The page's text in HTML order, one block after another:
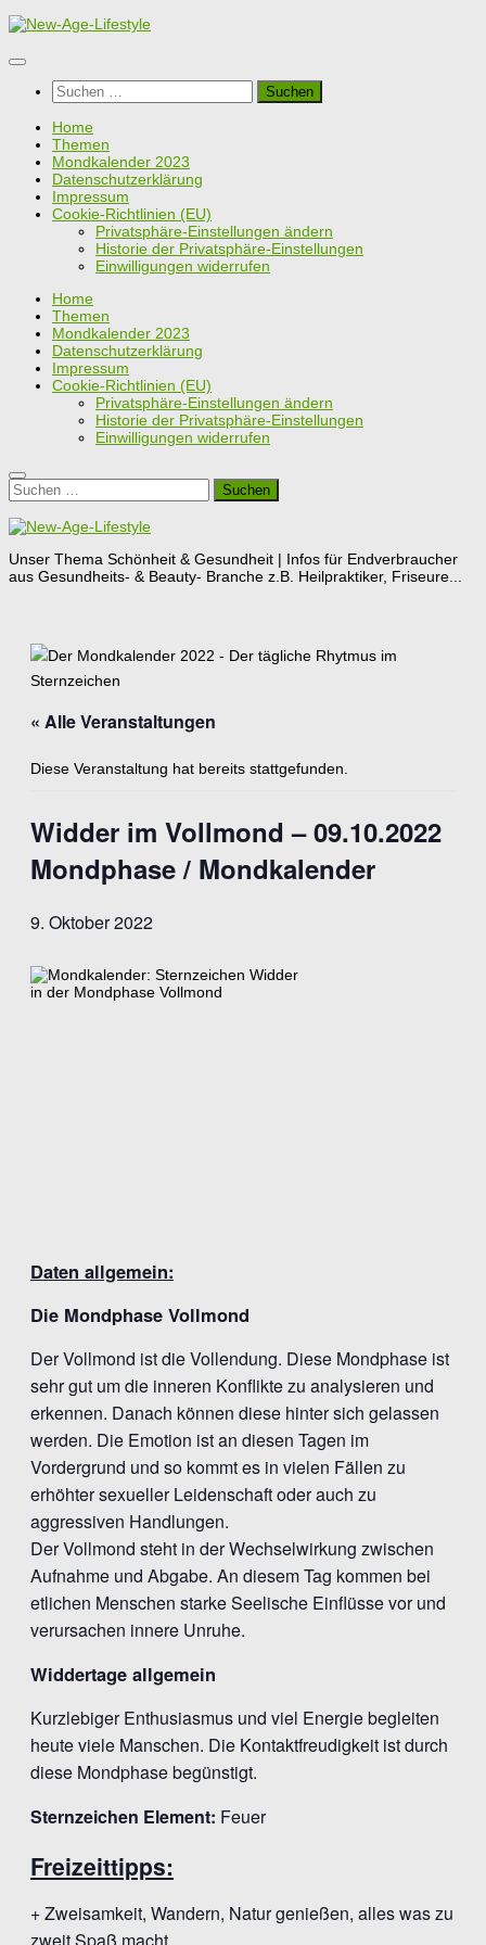
Zum
springen
Suchen
nach:
Home
Themen
Mondkalender 2023
Datenschutzerklärung
Impressum
Cookie-Richtlinien (EU)
Privatsphäre-Einstellungen ändern
Historie der Privatsphäre-Einstellungen
Einwilligungen widerrufen
Home
Themen
Mondkalender 2023
Datenschutzerklärung
Impressum
Cookie-Richtlinien (EU)
Privatsphäre-Einstellungen ändern
Historie der Privatsphäre-Einstellungen
Einwilligungen widerrufen
Suchen
nach:
Unser Thema Schönheit & Gesundheit | Infos für Endverbraucher
aus Gesundheits- & Beauty- Branche z.B. Heilpraktiker, Friseure...
« Alle Veranstaltungen
Diese Veranstaltung hat bereits stattgefunden.
Widder im Vollmond – 09.10.2022
Mondphase / Mondkalender
9. Oktober 2022
Daten allgemein:
Die Mondphase Vollmond
Der Vollmond ist die Vollendung. Diese Mondphase ist
sehr gut um die inneren Konflikte zu analysieren und
erkennen. Danach können diese hinter sich gelassen
werden. Die Emotion ist an diesen Tagen im
Vordergrund und so kommt es in vielen Fällen zu
erhöhter sexueller Leidenschaft oder auch zu
aggressiven Handlungen.
Der Vollmond steht in der Wechselwirkung zwischen
Aufnahme und Abgabe. An diesem Tag kommen bei
etlichen Menschen starke Seelische Einflüsse vor und
verursachen innere Unruhe.
Widdertage allgemein
Kurzlebiger Enthusiasmus und viel Energie begleiten
heute viele Manschen. Die Kontaktfreudigkeit ist durch
diese Mondphase begünstigt.
Sternzeichen Element: Feuer
Freizeittipps:
+ Zweisamkeit, Wandern, Natur genießen, alles was zu